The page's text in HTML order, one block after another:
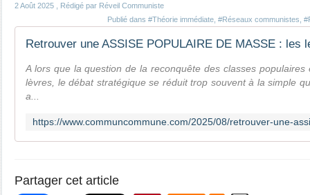
2 Août 2025 , Rédigé par Réveil Communiste
Publié dans #Théorie immédiate #Réseaux communistes
A lors que la question de la reconquête des classes
lèvres, le débat stratégique se réduit trop souvent à la simple
a...
Partager cet article